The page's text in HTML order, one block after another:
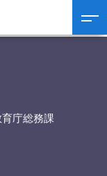
QUEST（中学校対抗商
庁総務課